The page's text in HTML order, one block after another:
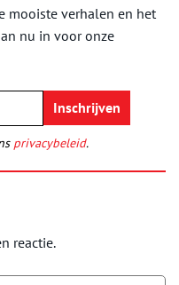
mooiste verhalen en het
nu in voor onze
privacybeleid.
reactie.